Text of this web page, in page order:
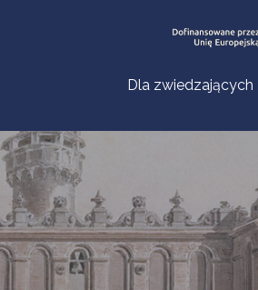
Dla zwiedzających